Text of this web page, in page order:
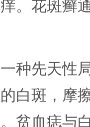
。花斑癣
种先天性
白斑，摩
贫血痣与